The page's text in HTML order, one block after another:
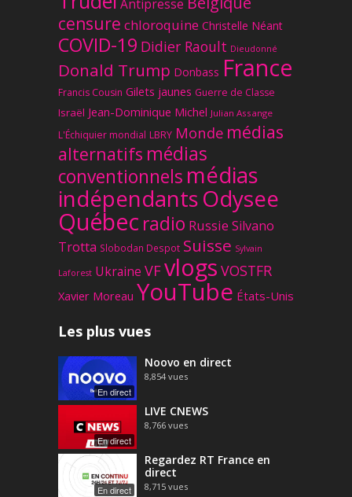
Antipresse
censure chloroquine Christelle Néant
COVID-19 Didier Raoult Dieudonné
Donald Trump Donbass France
Francis Cousin Gilets jaunes Guerre de Classe
Israël Jean-Dominique Michel Julian Assange
L'Échiquier mondial LBRY Monde médias
alternatifs médias
conventionnels médias
indépendantsOdysee
Québec radio Russie Silvano
Trotta Slobodan Despot Suisse Sylvain
Laforest Ukraine VFvlogs VOSTFR
Xavier Moreau YouTube États-Unis
Les plus vues
En direct
Noovo en direct
8,854 vues
En direct
LIVE CNEWS
8,766 vues
En direct
Regardez RT France en
direct
8,715 vues